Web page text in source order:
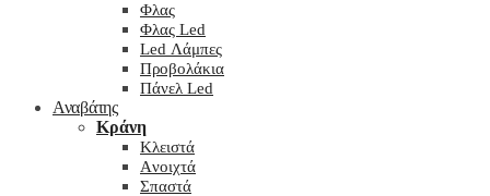
Φλας
Φλας Led
Led Λάμπες
Προβολάκια
Πάνελ Led
Αναβάτης
Κράνη
Kλειστά
Aνοιχτά
Σπαστά